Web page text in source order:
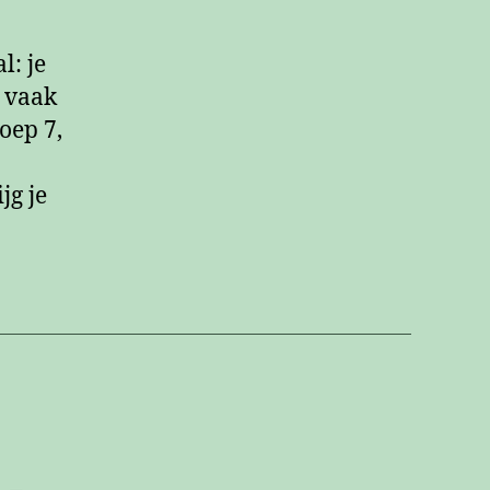
je
vaak
7,
je